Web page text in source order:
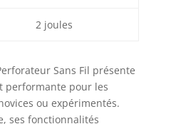
2 joules
Sans Fil présente
performante pour les
ou expérimentés.
ses fonctionnalités